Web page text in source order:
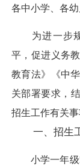
各中小学、各
为进一步规
平，促进义务
教育法》《中
关部署要求，
招生工作有关事
一、招生工
小学一年级